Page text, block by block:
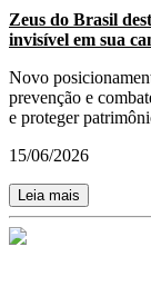
Zeus do Brasil
invisível em sua
Novo
prevenção e
e proteger
15/06/2026
Leia mais